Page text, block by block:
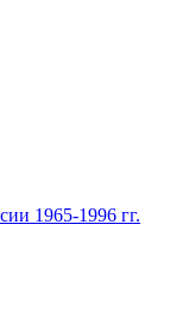
1965-1996 гг.